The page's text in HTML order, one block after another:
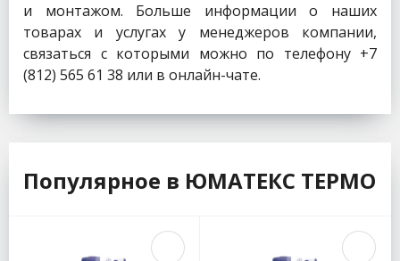
и монтажом. Больше информации о наших
товарах и услугах у менеджеров компании,
связаться с которыми можно по телефону +7
(812) 565 61 38 или в онлайн-чате.
Популярное в ЮМАТЕКС ТЕРМО